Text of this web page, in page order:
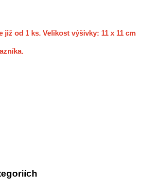
od 1 ks. Velikost výšivky: 11 x 11 cm